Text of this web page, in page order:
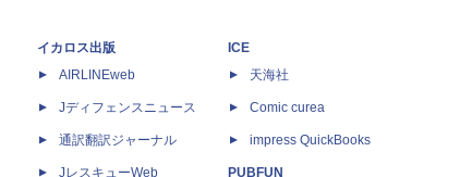
イカロス出版
AIRLINEweb
Jディフェンスニュース
通訳翻訳ジャーナル
JレスキューWeb
ICE
天海社
Comic curea
impress QuickBooks
PUBFUN